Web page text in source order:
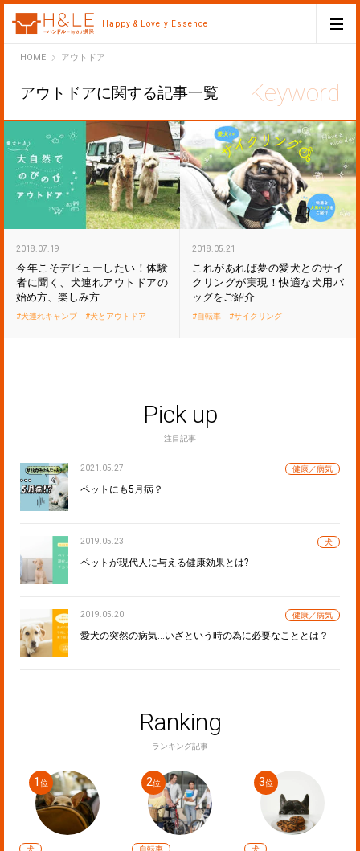
Happy & Lovely Essence
HOMEH&LEアウトドア
アウトドアに関する記事一覧
2018.07.19
今年こそデビューしたい！体験
者に聞く、犬連れアウトドアの
始め方、楽しみ方
犬連れキャンプ 犬とアウトドア
2018.05.21
これがあれば夢の愛犬とのサイ
クリングが実現！快適な犬用バ
ッグをご紹介
自転車 サイクリング
Pick up
注目記事
2021.05.27 健康／病気
ペットにも5月病？
2019.05.23 犬
ペットが現代人に与える健康効果とは?
2019.05.20 健康／病気
愛犬の突然の病気…いざという時の為に必要なこととは？
Ranking
ランキング記事
犬 自転車 犬